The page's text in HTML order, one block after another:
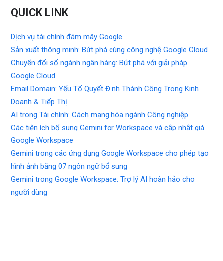
QUICK LINK
Dịch vụ tài chính đám mây Google
Sản xuất thông minh: Bứt phá cùng công nghệ Google Cloud
Chuyển đổi số ngành ngân hàng: Bứt phá với giải pháp
Google Cloud
Email Domain: Yếu Tố Quyết Định Thành Công Trong Kinh
Doanh & Tiếp Thị
AI trong Tài chính: Cách mạng hóa ngành Công nghiệp
Các tiện ích bổ sung Gemini for Workspace và cập nhật giá
Google Workspace
Gemini trong các ứng dụng Google Workspace cho phép tạo
hình ảnh bằng 07 ngôn ngữ bổ sung
Gemini trong Google Workspace: Trợ lý AI hoàn hảo cho
người dùng